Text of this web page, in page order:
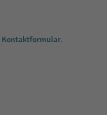
Kontaktformular.